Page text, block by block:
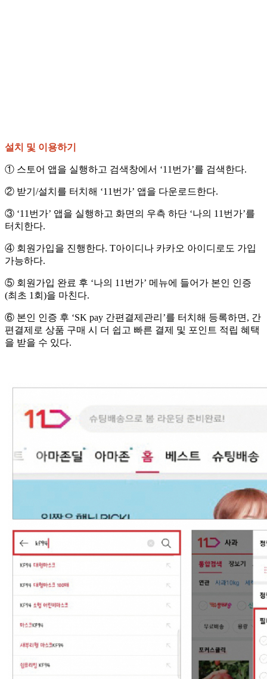
설치 및 이용하기
① 스토어 앱을 실행하고 검색창에서 ‘11번가’를 검색한다.
② 받기/설치를 터치해 ‘11번가’ 앱을 다운로드한다.
③ ‘11번가’ 앱을 실행하고 화면의 우측 하단 ‘나의 11번가’를
터치한다.
④ 회원가입을 진행한다. T아이디나 카카오 아이디로도 가입
가능하다.
⑤ 회원가입 완료 후 ‘나의 11번가’ 메뉴에 들어가 본인 인증
(최초 1회)을 마친다.
⑥ 본인 인증 후 ‘SK pay 간편결제관리’를 터치해 등록하면, 간
편결제로 상품 구매 시 더 쉽고 빠른 결제 및 포인트 적립 혜택
을 받을 수 있다.